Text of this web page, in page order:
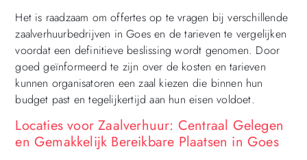
Het is raadzaam om offertes op te vragen bij verschillende
zaalverhuurbedrijven in Goes en de tarieven te vergelijken
voordat een definitieve beslissing wordt genomen. Door
goed geïnformeerd te zijn over de kosten en tarieven
kunnen organisatoren een zaal kiezen die binnen hun
budget past en tegelijkertijd aan hun eisen voldoet.
Locaties voor Zaalverhuur: Centraal Gelegen
en Gemakkelijk Bereikbare Plaatsen in Goes